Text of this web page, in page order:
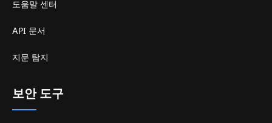
도움말 센터
API 문서
지문 탐지
보안 도구